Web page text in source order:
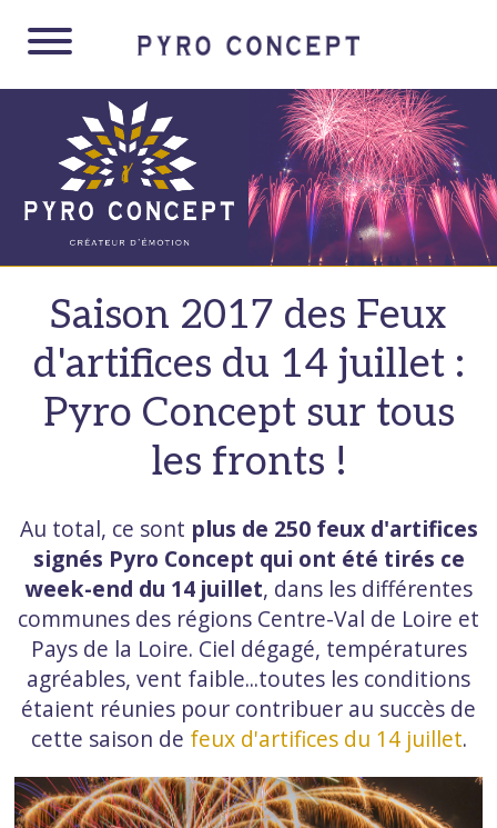
Saison 2017 des Feux
d'artifices du 14 juillet :
Pyro Concept sur tous
les fronts !
Au total, ce sont plus de 250 feux d'artifices
signés Pyro Concept qui ont été tirés ce
week-end du 14 juillet, dans les différentes
communes des régions Centre-Val de Loire et
Pays de la Loire. Ciel dégagé, températures
agréables, vent faible...toutes les conditions
étaient réunies pour contribuer au succès de
cette saison de feux d'artifices du 14 juillet.